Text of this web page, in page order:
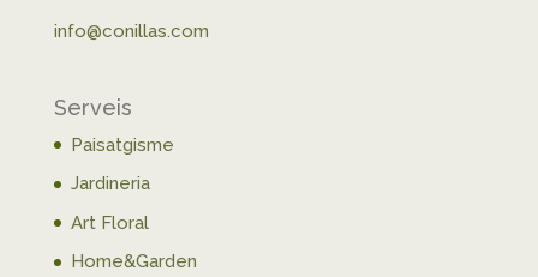
info@conillas.com
Serveis
Paisatgisme
Jardineria
Art Floral
Home&Garden